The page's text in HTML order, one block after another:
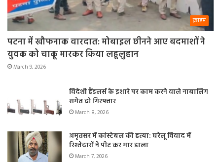
क्राइम
पटना में खौफनाक वारदात: मोबाइल छीनने आए बदमाशों ने
युवक को चाकू मारकर किया लहूलुहान
March 9, 2026
विदेशी हैंडलर्स के इशारे पर काम करने वाले नाबालिग
समेत दो गिरफ्तार
March 8, 2026
अमृतसर में कांस्टेबल की हत्या: घरेलू विवाद में
रिश्तेदारों ने पीट कर मार डाला
March 7, 2026